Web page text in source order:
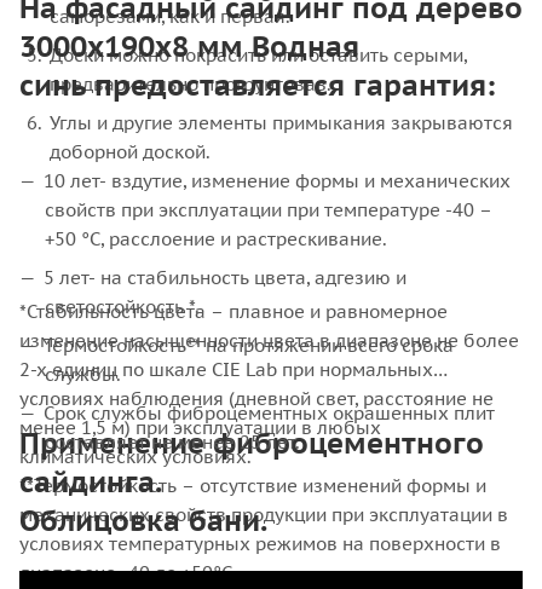
саморезами, как и первая.
Доски можно покрасить или оставить серыми,
предварительно прогрунтовав.
Углы и другие элементы примыкания закрываются
доборной доской.
На фасадный сайдинг под дерево
3000x190x8 мм Водная
синь предоставляется гарантия:
10 лет- вздутие, изменение формы и механических
свойств при эксплуатации при температуре -40 –
+50 °С, расслоение и растрескивание.
5 лет- на стабильность цвета, адгезию и
светостойкость *.
Термостойкость** на протяжении всего срока
службы.
Срок службы фиброцементных окрашенных плит
составляет не менее 25 лет.
*Стабильность цвета – плавное и равномерное
изменение насыщенности цвета в диапазоне не более
2-х единиц по шкале CIE Lab при нормальных
условиях наблюдения (дневной свет, расстояние не
менее 1,5 м) при эксплуатации в любых
климатических условиях.
**Термостойкость – отсутствие изменений формы и
механических свойств продукции при эксплуатации в
условиях температурных режимов на поверхности в
диапазоне -40 до +50°С.
Применение фиброцементного
сайдинга.
Облицовка бани.